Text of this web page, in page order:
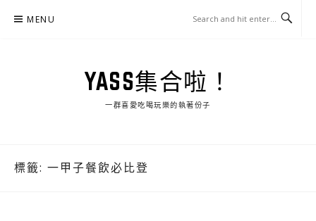
MENU
YASS集合啦！
一群喜愛吃喝玩樂的執著份子
標籤: 一甲子餐飲必比登